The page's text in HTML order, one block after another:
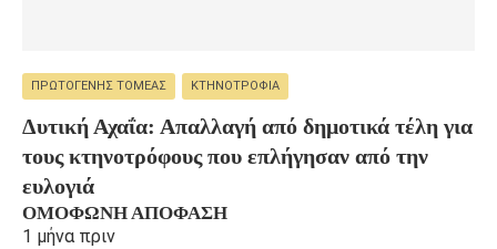
ΠΡΩΤΟΓΕΝΉΣ ΤΟΜΈΑΣ ΚΤΗΝΟΤΡΟΦΊΑ
Δυτική Αχαΐα: Απαλλαγή από δημοτικά τέλη για
τους κτηνοτρόφους που επλήγησαν από την
ευλογιά
ΟΜΌΦΩΝΗ ΑΠΌΦΑΣΗ
1 μήνα πριν